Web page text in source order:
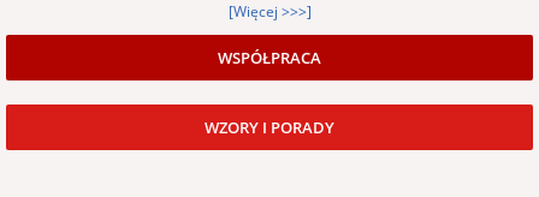
[Więcej >>>]
WSPÓŁPRACA
WZORY I PORADY